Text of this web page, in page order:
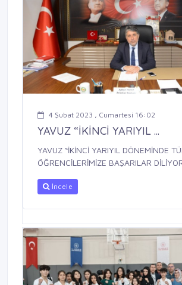
4 Şubat 2023 , Cumartesi 16:02
YAVUZ “İKİNCİ YARIYIL ...
YAVUZ “İKİNCİ YARIYIL DÖNEMİNDE
ÖĞRENCİLERİMİZE BAŞARILAR
İncele